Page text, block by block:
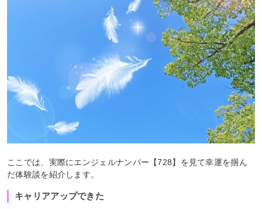
ここでは、実際にエンジェルナンバー【728】を見て幸運を掴ん
だ体験談を紹介します。
キャリアアップできた